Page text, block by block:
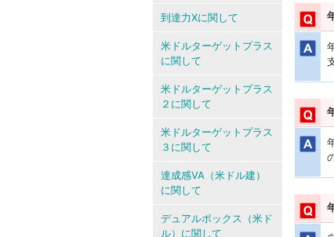
到達力Xに関して
米ドルターゲットプラス
に関して
米ドルターゲットプラス
２に関して
米ドルターゲットプラス
３に関して
達成感VA（米ドル建）
に関して
デュアルボックス（米ド
ル）に関して